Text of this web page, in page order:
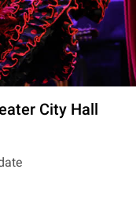
City Hall